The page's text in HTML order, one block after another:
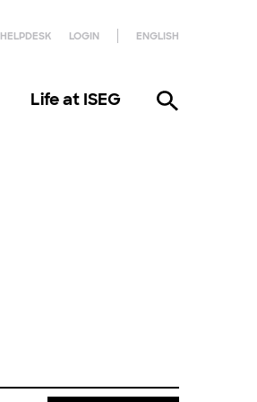
HELPDESK LOGIN ENGLISH
Life at ISEG